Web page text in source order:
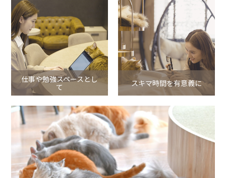
仕事や勉強スペースとし
て
スキマ時間を有意義に